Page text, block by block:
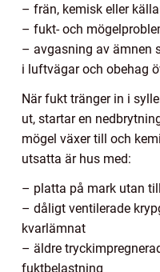
– frän, kemisk eller
– fukt- och
– avgasning av ämnen
i luftvägar och obehag
När fukt tränger in i
ut, startar en
mögel växer till och
utsatta är hus med:
– platta på mark utan
– dåligt ventilerade
kvarlämnat
– äldre
fuktbelastning